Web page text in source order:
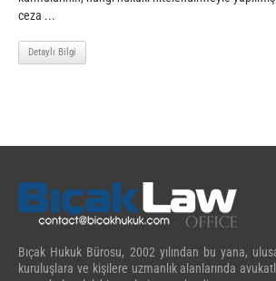
ceza ...
Detaylı Bilgi
Bıçak Hukuk Bürosu, 2002 yılından bu yana,
kuruluşlara ve kişilere uzmanlık alanlarında